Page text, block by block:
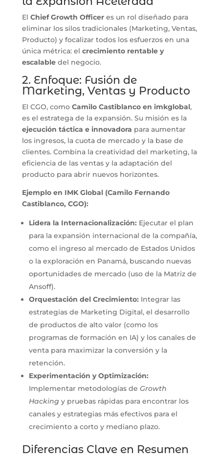
El Chief Growth Officer es un rol diseñado para
eliminar los silos tradicionales (Marketing, Ventas,
Producto) y focalizar todos los esfuerzos en una
única métrica: el crecimiento rentable y
escalabledel negocio.
2. Enfoque: Fusión de
Marketing, Ventas y Producto
El CGO, como Camilo Castiblanco en imkglobal,
es el estratega de la expansión. Su misión es la
ejecución táctica e innovadora para aumentar
los ingresos, la cuota de mercado y la base de
clientes. Combina la creatividad del marketing, la
eficiencia de las ventas y la adaptación del
producto para abrir nuevos horizontes.
Ejemplo en IMK Global(Camilo Fernando
Castiblanco, CGO):
Lidera la Internacionalización: Ejecutar el plan
para la expansión internacional de la compañía,
como el ingreso al mercado de Estados Unidos
o la exploración en Panamá, buscando nuevas
oportunidades de mercado (uso de la Matriz de
Ansoff).
Orquestación del Crecimiento: Integrar las
estrategias de Marketing Digital, el desarrollo
de productos de alto valor (como los
programas de formación en IA) y los canales de
venta para maximizar la conversión y la
retención.
Experimentación y Optimización:
Implementar metodologías de Growth
Hacking y pruebas rápidas para encontrar los
canales y estrategias más efectivos para el
crecimiento a corto y mediano plazo.
Diferencias Clave en Resumen